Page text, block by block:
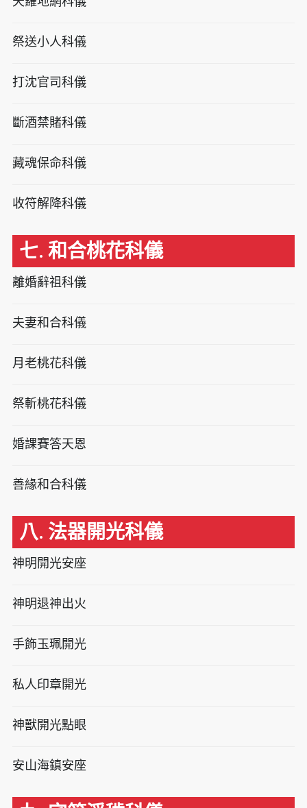
祭送小人科儀
打沈官司科儀
斷酒禁賭科儀
藏魂保命科儀
收符解降科儀
七. 和合桃花科儀
離婚辭祖科儀
夫妻和合科儀
月老桃花科儀
祭斬桃花科儀
婚課賽答天恩
善緣和合科儀
八. 法器開光科儀
神明開光安座
神明退神出火
手飾玉珮開光
私人印章開光
神獸開光點眼
安山海鎮安座